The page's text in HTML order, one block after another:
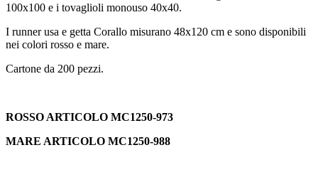
100x100 e i tovaglioli monouso 40x40.
I runner usa e getta Corallo misurano 48x120 cm e sono disponibili
nei colori rosso e mare.
Cartone da 200 pezzi.
ROSSO ARTICOLO MC1250-973
MARE ARTICOLO MC1250-988